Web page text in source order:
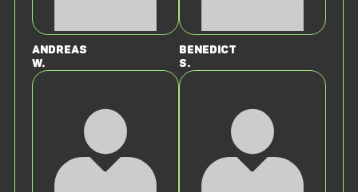
Andreas
W.
Benedict
S.